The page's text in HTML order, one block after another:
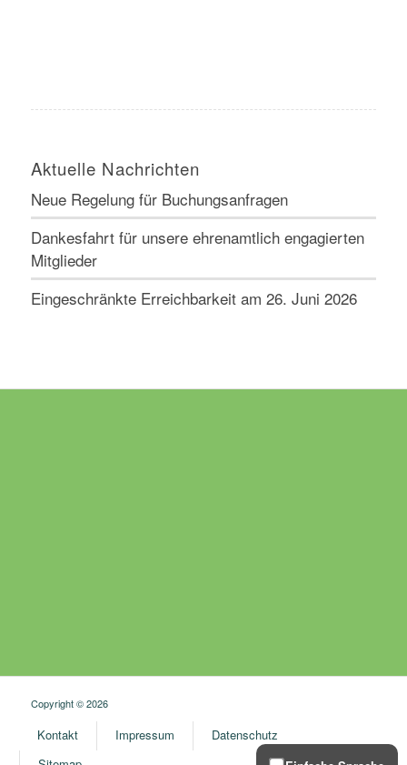
Aktuelle Nachrichten
Neue Regelung für Buchungsanfragen
Dankesfahrt für unsere ehrenamtlich engagierten
Mitglieder
Eingeschränkte Erreichbarkeit am 26. Juni 2026
Copyright © 2026
Kontakt Impressum
Datenschutz